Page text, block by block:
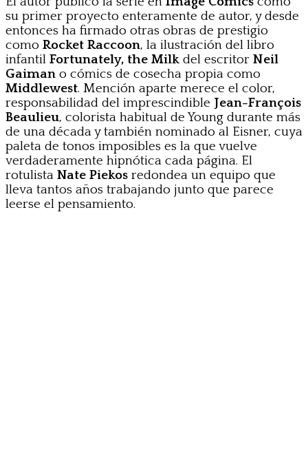
su primer proyecto enteramente de autor, y desde
entonces ha firmado otras obras de prestigio
como Rocket Raccoon, la ilustración del libro
infantil Fortunately, the Milk del escritor Neil
Gaiman o cómics de cosecha propia como
Middlewest. Mención aparte merece el color,
responsabilidad del imprescindible Jean-François
Beaulieu, colorista habitual de Young durante más
de una década y también nominado al Eisner, cuya
paleta de tonos imposibles es la que vuelve
verdaderamente hipnótica cada página. El
rotulista Nate Piekos redondea un equipo que
lleva tantos años trabajando junto que parece
leerse el pensamiento.